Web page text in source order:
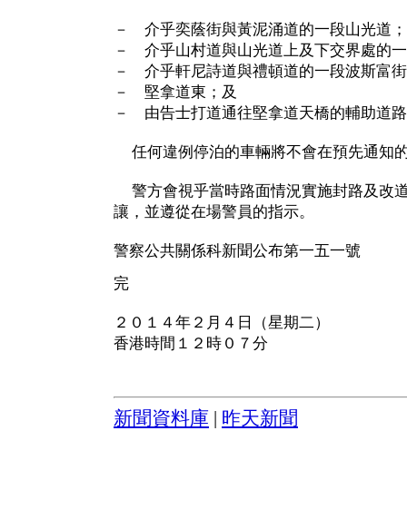
－ 介乎奕蔭街與黃泥涌道的一段山光道；
－ 介乎山村道與山光道上及下交界處的
－ 介乎軒尼詩道與禮頓道的一段波斯富
－ 堅拿道東；及
－ 由告士打道通往堅拿道天橋的輔助道
任何違例停泊的車輛將不會在預先通知
警方會視乎當時路面情況實施封路及改
讓，並遵從在場警員的指示。
警察公共關係科新聞公布第一五一號
完
２０１４年２月４日（星期二）
香港時間１２時０７分
新聞資料庫 昨天新聞